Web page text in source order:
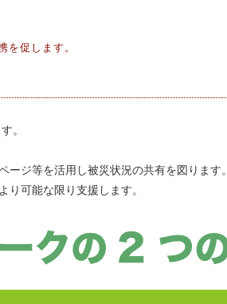
促します。
。
ジ等を活用し被災状況の共有を図ります。
可能な限り支援します。